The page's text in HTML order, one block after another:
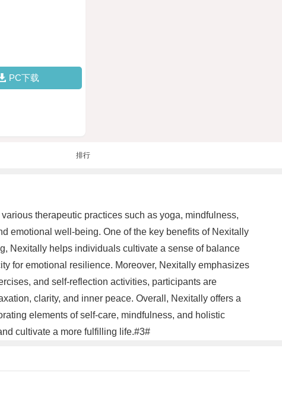
PC下载
排行
therapeutic practices such as yoga, mindfulness,
emotional well-being. One of the key benefits of Nexitally
Nexitally helps individuals cultivate a sense of balance
for emotional resilience. Moreover, Nexitally emphasizes
and self-reflection activities, participants are
clarity, and inner peace. Overall, Nexitally offers a
elements of self-care, mindfulness, and holistic
cultivate a more fulfilling life.#3#